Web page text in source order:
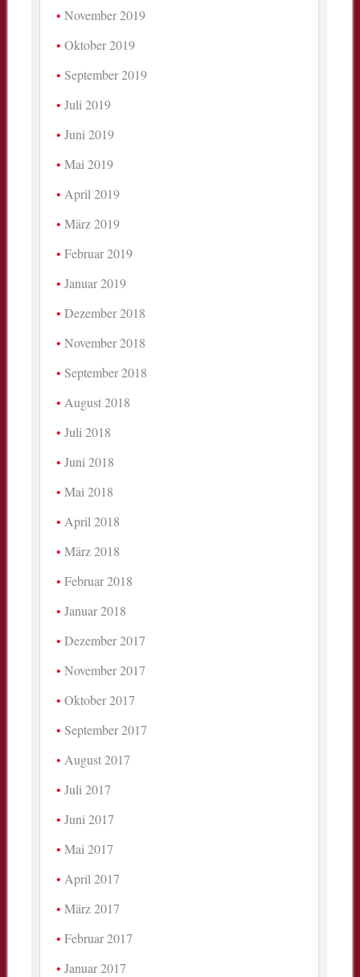
November 2019
Oktober 2019
September 2019
Juli 2019
Juni 2019
Mai 2019
April 2019
März 2019
Februar 2019
Januar 2019
Dezember 2018
November 2018
September 2018
August 2018
Juli 2018
Juni 2018
Mai 2018
April 2018
März 2018
Februar 2018
Januar 2018
Dezember 2017
November 2017
Oktober 2017
September 2017
August 2017
Juli 2017
Juni 2017
Mai 2017
April 2017
März 2017
Februar 2017
Januar 2017